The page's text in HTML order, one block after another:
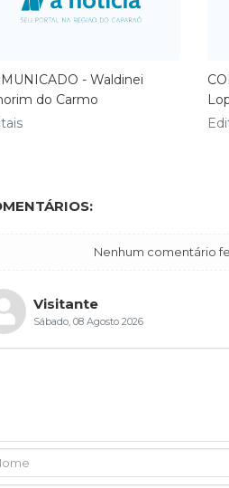
- Waldinei
do Carmo
Nenhum comentário
Visitante
Sábado, 08 Agosto 2026